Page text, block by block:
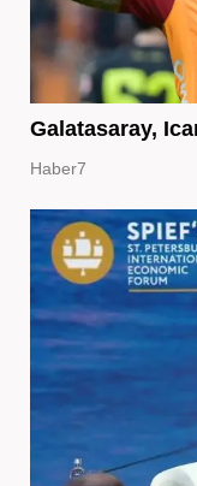
Galatasaray,
Haber7